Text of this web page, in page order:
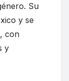
Su
y se
con
y